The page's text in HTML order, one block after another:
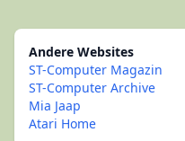
Andere Websites
ST-Computer Magazin
ST-Computer Archive
Mia Jaap
Atari Home